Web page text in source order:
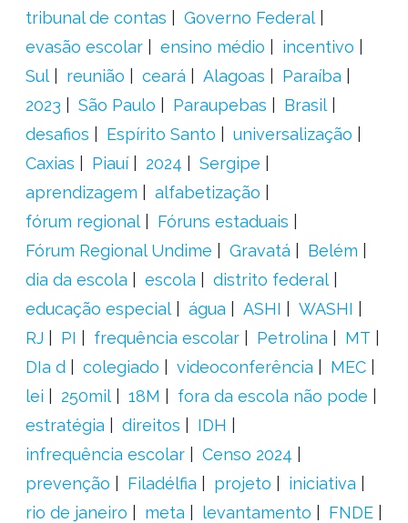
tribunal de contas
Governo Federal
evasão escolar
ensino médio
incentivo
Sul
reunião ceará Alagoas
Paraíba
2023
São Paulo Paraupebas
Brasil
desafios
Espírito Santo
universalização
Caxias
Piauí 2024
Sergipe
aprendizagem
alfabetização
fórum regional
Fóruns estaduais
Fórum Regional Undime
Gravatá
Belém
dia da escola
escola
distrito federal
educação especial
água ASHI
WASHI
RJ
PI frequência escolar Petrolina
MT
DIa d
colegiado videoconferência
MEC
lei
250mil 18M
fora da escola não pode
estratégia
direitos
IDH
infrequência escolar
Censo 2024
prevenção
Filadélfia projeto
iniciativa
rio de janeiro
meta levantamento
FNDE